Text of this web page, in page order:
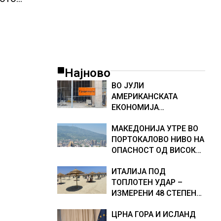
Најново
ВО ЈУЛИ
АМЕРИКАНСКАТА
ЕКОНОМИЈА
23.000 РАБОТНИ МЕСТА
МАКЕДОНИЈА УТРЕ ВО
ПОРТОКАЛОВО НИВО НА
ОПАСНОСТ ОД ВИСОКИ
ИТАЛИЈА ПОД
ТОПЛОТЕН УДАР –
ИЗМЕРЕНИ 48 СТЕПЕНИ,
НАЈАВИЈА НОВИ
ЦРНА ГОРА И ИСЛАНД